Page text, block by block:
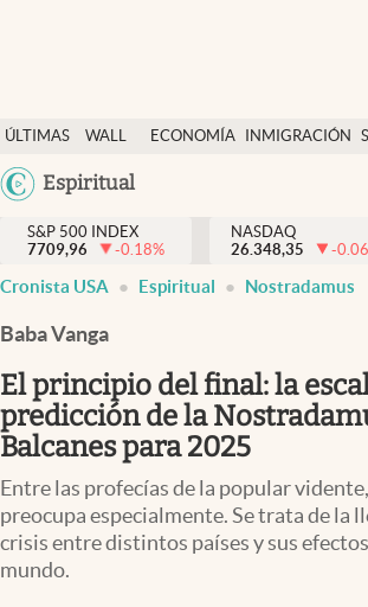
ÚLTIMAS
NOTICIAS
WALL
DÓLAR
ECONOMÍA INMIGRACIÓN
Espiritual
Finanzas y economía
Wall Street y dólar
Inmigración
Espiritual
Streaming
PC y mobile
Lifestyle
S&P 500 INDEX
7709,96
-0.18%
NASDAQ
26.348,35
-0.06
Cronista USA Espiritual Nostradamus
Baba Vanga
El principio del final: la
predicción de la
Balcanes para 2025
Entre las profecías de la popular
preocupa especialmente. Se trata de la
crisis entre distintos países y sus
mundo.